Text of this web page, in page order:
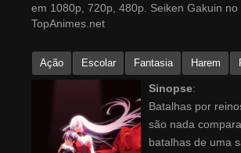
em 1080p, 720p, 480p. Seiken Gakuin no
TopAnimes.net
Ação Escolar Fantasia Harem
Sinopse:
Batalhas por
são nada
batalhas de uma